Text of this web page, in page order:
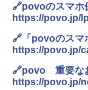
🔗povoのスマホ
https://povo.jp/
🔗「povoのスマ
https://povo.jp/
🔗povo 重要な
https://povo.jp/